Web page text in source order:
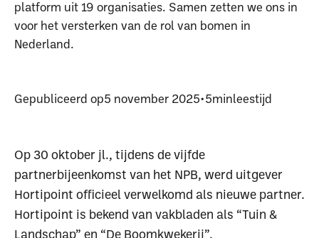
platform uit 19 organisaties. Samen zetten we ons in
voor het versterken van de rol van bomen in
Nederland.
Gepubliceerd op5 november 2025•5minleestijd
Op 30 oktober jl., tijdens de vijfde
partnerbijeenkomst van het NPB, werd uitgever
Hortipoint officieel verwelkomd als nieuwe partner.
Hortipoint is bekend van vakbladen als “Tuin &
Landschap” en “De Boomkwekerij”.